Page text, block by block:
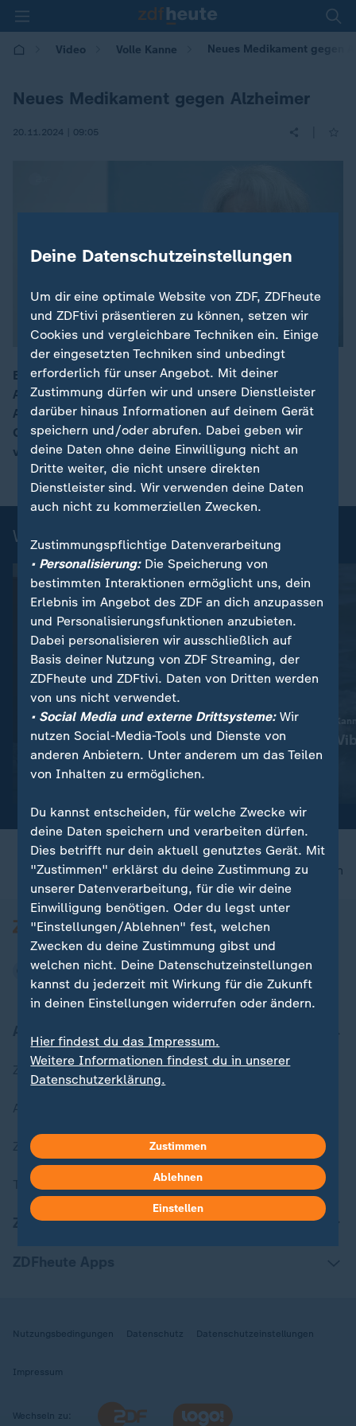
Video Volle Kanne Neues Medikament gegen
Neues Medikament gegen Alzheimer
20.11.2024 | 09:05
00:12
Ein neuer Wirkstoff sorgt für große Hoffnung bei
Alzheimerpatienten. Der im Wirkstoff enthaltene
Antikörper soll sich direkt gegen die Ablagerungen im
Gehirn richten und so den Krankheitsverlauf deutlich
verlangsamen. Für wen sich die Behandlung eignet.
Weitere Gesundheitsthemen
Gesellschaft | Volle Kanne:
Piriformis-Syndrom: Wenn
Sitzen schmerzt
Gesellschaft | Volle
Gefahr durch
der Ostsee
nach oben
Zuletzt veröffentlicht
ZDFheute Stories
Themen im Überblick
ZDFheute Update
Nutzungsbedingungen Datenschutz Datenschutzeinstellungen
Impressum
Wechseln zu:
Deine Datenschutzeinstellungen
Um dir eine optimale Website von ZDF, ZDFheute
und ZDFtivi präsentieren zu können, setzen wir
Cookies und vergleichbare Techniken ein. Einige
der eingesetzten Techniken sind unbedingt
erforderlich für unser Angebot. Mit deiner
Zustimmung dürfen wir und unsere Dienstleister
darüber hinaus Informationen auf deinem Gerät
speichern und/oder abrufen. Dabei geben wir
deine Daten ohne deine Einwilligung nicht an
Dritte weiter, die nicht unsere direkten
Dienstleister sind. Wir verwenden deine Daten
auch nicht zu kommerziellen Zwecken.
Zustimmungspflichtige Datenverarbeitung
• Personalisierung:Die Speicherung von
bestimmten Interaktionen ermöglicht uns, dein
Erlebnis im Angebot des ZDF an dich anzupassen
und Personalisierungsfunktionen anzubieten.
Dabei personalisieren wir ausschließlich auf
Basis deiner Nutzung von ZDF Streaming, der
ZDFheute und ZDFtivi. Daten von Dritten werden
von uns nicht verwendet.
• Social Media und externe Drittsysteme:Wir
nutzen Social-Media-Tools und Dienste von
anderen Anbietern. Unter anderem um das Teilen
von Inhalten zu ermöglichen.
Du kannst entscheiden, für welche Zwecke wir
deine Daten speichern und verarbeiten dürfen.
Dies betrifft nur dein aktuell genutztes Gerät. Mit
"Zustimmen" erklärst du deine Zustimmung zu
unserer Datenverarbeitung, für die wir deine
Einwilligung benötigen. Oder du legst unter
"Einstellungen/Ablehnen" fest, welchen
Zwecken du deine Zustimmung gibst und
welchen nicht. Deine Datenschutzeinstellungen
kannst du jederzeit mit Wirkung für die Zukunft
in deinen Einstellungen widerrufen oder ändern.
Hier findest du das Impressum.
Weitere Informationen findest du in unserer
Datenschutzerklärung.
Zustimmen
Ablehnen
Einstellen